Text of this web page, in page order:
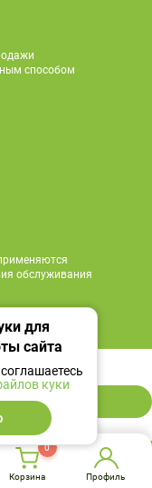
-14%
способом
обслуживания
18
Корзина
0
Профиль
для
сайта
куки